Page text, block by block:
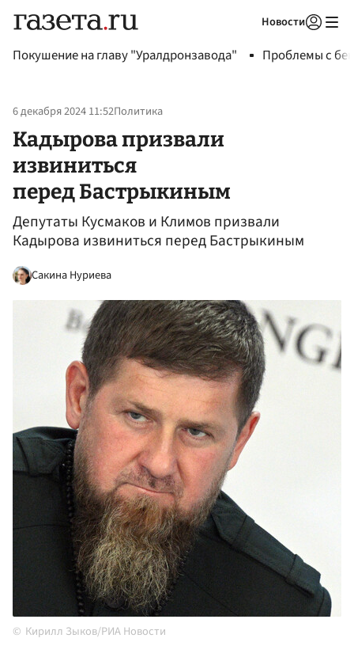
Новости
Покушение на главу "Уралдронзавода" Проблемы с
6 декабря 2024 11:52Политика
Кадырова призвали
извиниться
перед Бастрыкиным
Депутаты Кусмаков и Климов призвали
Кадырова извиниться перед Бастрыкиным
Сакина Нуриева
Кирилл Зыков/РИА Новости